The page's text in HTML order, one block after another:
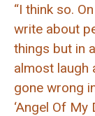
“I think so.
write about
things but in
almost laugh
gone wrong
‘Angel Of My